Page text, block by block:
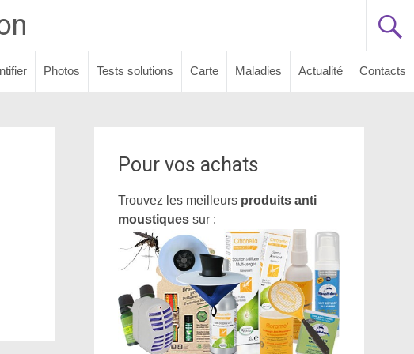
Photos Tests solutions Carte Maladies Actualité Contacts
Pour vos achats
Trouvez les meilleurs produits anti
moustiquessur :